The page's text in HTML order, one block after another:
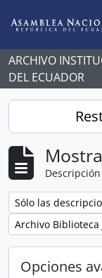
ARCHIVO
DEL ECUADOR
Remove filter:
Sólo las
Remove filter:
Archivo Biblioteca
Opciones